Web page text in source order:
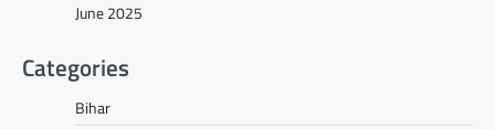
June 2025
Categories
Bihar